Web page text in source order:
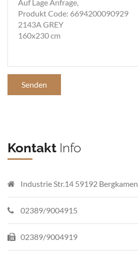
Senden
Kontakt Info
Industrie Str.14 59192 Bergkamen
02389/9004915
02389/9004919